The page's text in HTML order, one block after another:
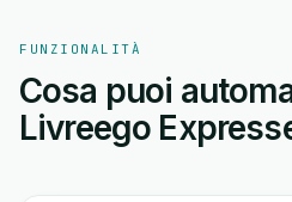
FUNZIONALITÀ
Cosa puoi
Livreego